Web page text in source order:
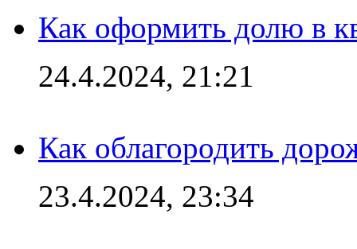
Как оформить долю в
24.4.2024, 21:21
Как облагородить
23.4.2024, 23:34